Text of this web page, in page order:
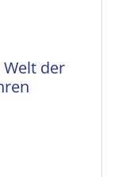
Welt der